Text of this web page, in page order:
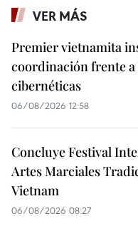
VER MÁS
Premier vietnamita
coordinación frente a
cibernéticas
06/08/2026 12:58
Concluye Festival
Artes Marciales
Vietnam
06/08/2026 08:27